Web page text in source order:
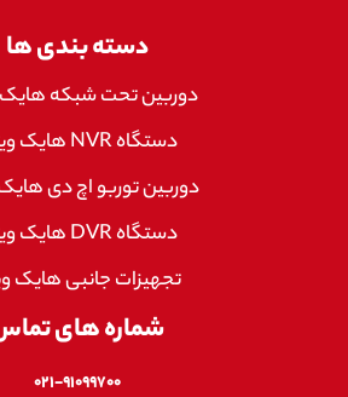
دسته بندی ها
دوربین تحت شبکه
دستگاه NVR هایک ویژن
دوربین توربو اچ دی
دستگاه DVR هایک ویژن
تجهیزات جانبی هایک
شماره های
۰۲۱-۹۱۰۹۹۷۰۰